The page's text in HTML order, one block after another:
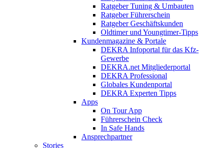
Ratgeber Tuning & Umbauten
Ratgeber Führerschein
Ratgeber Geschäftskunden
Oldtimer und Youngtimer-Tipps
Kundenmagazine & Portale
DEKRA Infoportal für das Kfz-
Gewerbe
DEKRA.net Mitgliederportal
DEKRA Professional
Globales Kundenportal
DEKRA Experten Tipps
Apps
On Tour App
Führerschein Check
In Safe Hands
Ansprechpartner
Stories